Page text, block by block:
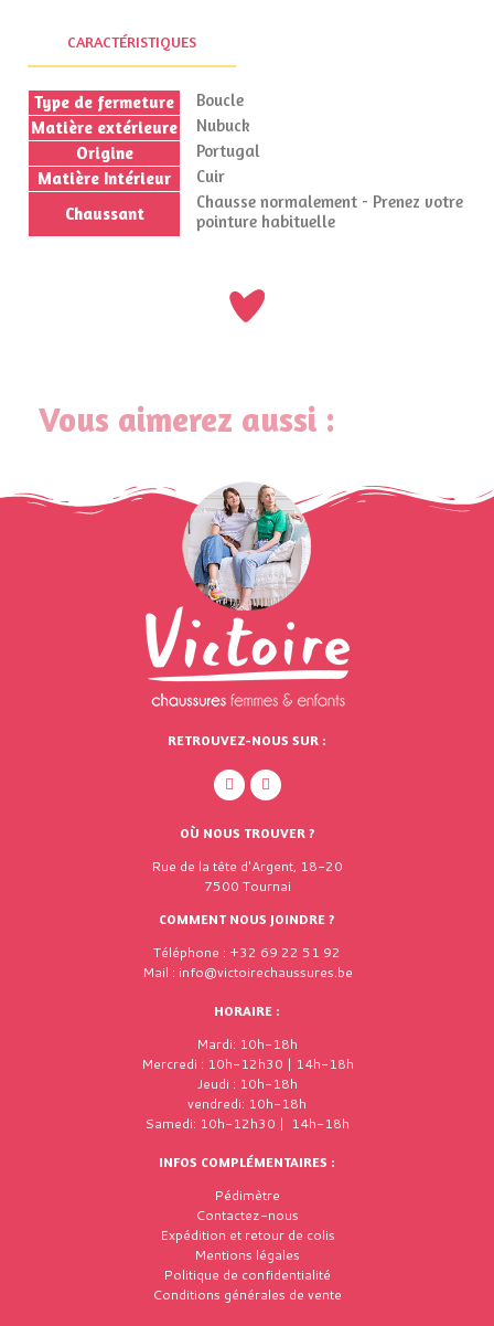
CARACTÉRISTIQUES
Type de fermeture
Boucle
Matière extérieure
Nubuck
Origine
Portugal
Matière Intérieur
Cuir
Chaussant
Chausse normalement - Prenez votre
pointure habituelle
Vous aimerez aussi :
RETROUVEZ-NOUS SUR :
OÙ NOUS TROUVER ?
Rue de la tête d'Argent, 18-20
7500 Tournai
COMMENT NOUS JOINDRE ?
Téléphone : +32 69 22 51 92
Mail : info@victoirechaussures.be
HORAIRE :
Mardi: 10h-18h
Mercredi : 10h-12h30 | 14h-18h
Jeudi : 10h-18h
vendredi: 10h-18h
Samedi: 10h-12h30 | 14h-18h
INFOS COMPLÉMENTAIRES :
Pédimètre
Contactez-nous
Expédition et retour de colis
Mentions légales
Politique de confidentialité
Conditions générales de vente